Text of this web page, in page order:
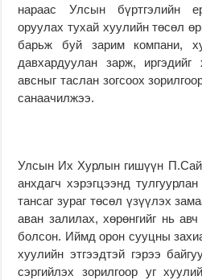
нараас Улсын бүртгэлийн
оруулах тухай хуулийн төсөл
барьж буй зарим компани,
давхардуулан зарж, иргэдийг
авсныг таслан зогсоох
санаачилжээ.
Улсын Их Хурлын гишүүн
анхдагч хэрэгцээнд
тансаг зураг төсөл үзүүлэх
аван залилах, хөрөнгийг нь
болсон. Иймд орон сууцны
хуулийн этгээдтэй гэрээ
сэргийлэх зорилгоор уг